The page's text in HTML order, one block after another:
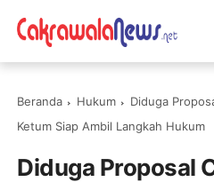
Beranda Hukum
Diduga
Ketum Siap Ambil Langkah Hukum
Diduga Proposal